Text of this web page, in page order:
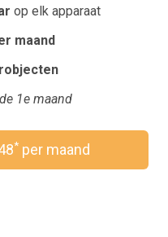
op elk apparaat
maand
1e maand
*per maand